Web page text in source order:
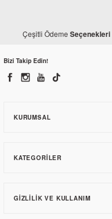
Çeşitli Ödeme Seçenekleri
Bizi Takip Edin!
KURUMSAL
KATEGORILER
GIZLILIK VE KULLANIM